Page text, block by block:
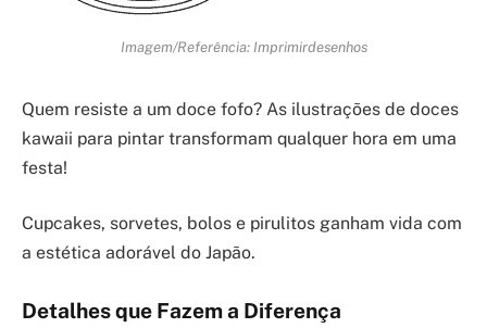
Imagem/Referência: Imprimirdesenhos
Quem resiste a um doce fofo? As ilustrações de doces
kawaii para pintar transformam qualquer hora em uma
festa!
Cupcakes, sorvetes, bolos e pirulitos ganham vida com
a estética adorável do Japão.
Detalhes que Fazem a Diferença